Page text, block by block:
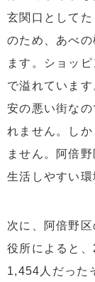
玄関口として
のため、あべ
ます。ショッ
で溢れていま
安の悪い街な
れません。し
ません。阿倍
生活しやすい環
次に、阿倍野
役所によると
1,454人だった